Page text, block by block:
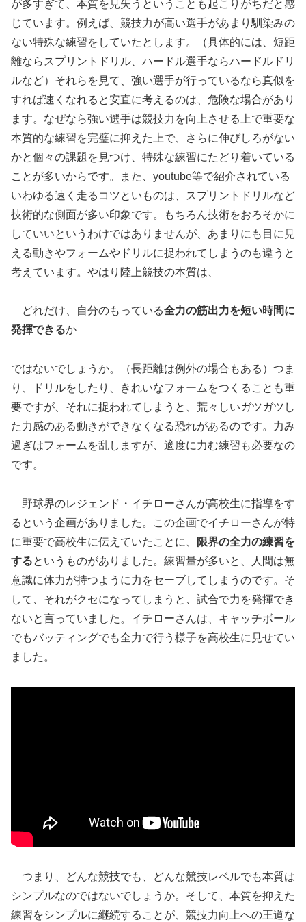
が多すぎて、本質を見失うということも起こりがちだと感
じています。例えば、競技力が高い選手があまり馴染みの
ない特殊な練習をしていたとします。（具体的には、短距
離ならスプリントドリル、ハードル選手ならハードルドリ
ルなど）それらを見て、強い選手が行っているなら真似を
すれば速くなれると安直に考えるのは、危険な場合があり
ます。なぜなら強い選手は競技力を向上させる上で重要な
本質的な練習を完璧に抑えた上で、さらに伸びしろがない
かと個々の課題を見つけ、特殊な練習にたどり着いている
ことが多いからです。また、youtube等で紹介されている
いわゆる速く走るコツといものは、スプリントドリルなど
技術的な側面が多い印象です。もちろん技術をおろそかに
していいというわけではありませんが、あまりにも目に見
える動きやフォームやドリルに捉われてしまうのも違うと
考えています。やはり陸上競技の本質は、
どれだけ、自分のもっている全力の筋出力を短い時間に
発揮できるか
ではないでしょうか。（長距離は例外の場合もある）つま
り、ドリルをしたり、きれいなフォームをつくることも重
要ですが、それに捉われてしまうと、荒々しいガツガツし
た力感のある動きができなくなる恐れがあるのです。力み
過ぎはフォームを乱しますが、適度に力む練習も必要なの
です。
野球界のレジェンド・イチローさんが高校生に指導をす
るという企画がありました。この企画でイチローさんが特
に重要で高校生に伝えていたことに、
限界の全力の練習を
するというものがありました。練習量が多いと、人間は無
意識に体力が持つように力をセーブしてしまうのです。そ
して、それがクセになってしまうと、試合で力を発揮でき
ないと言っていました。イチローさんは、キャッチボール
でもバッティングでも全力で行う様子を高校生に見せてい
ました。
つまり、どんな競技でも、どんな競技レベルでも本質は
シンプルなのではないでしょうか。そして、本質を抑えた
練習をシンプルに継続することが、競技力向上への王道な